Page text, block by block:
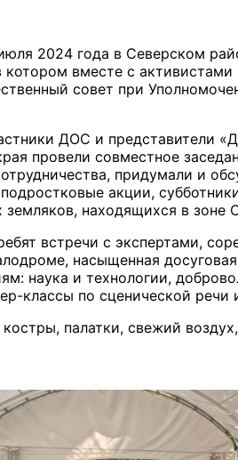
2024 года в Северском
котором вместе с
совет при
ДОС и представители
провели совместное
придумали и
акции,
земляков, находящихся в зоне
встречи с экспертами,
насыщенная
наука и технологии,
классы по сценической речи
палатки, свежий